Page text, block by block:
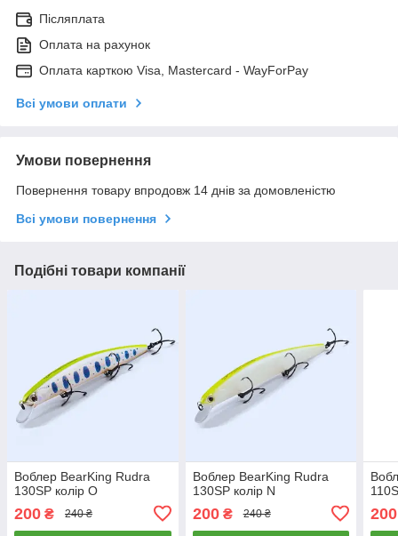
Післяплата
Оплата на рахунок
Оплата карткою Visa, Mastercard - WayForPay
Всі умови оплати
Умови повернення
Повернення товару впродовж 14 днів за домовленістю
Всі умови повернення
Подібні товари компанії
Воблер BearKing Rudra
130SP колір O
200 ₴ 240 ₴
Воблер BearKing Rudra
130SP колір N
200₴ 240 ₴ 200